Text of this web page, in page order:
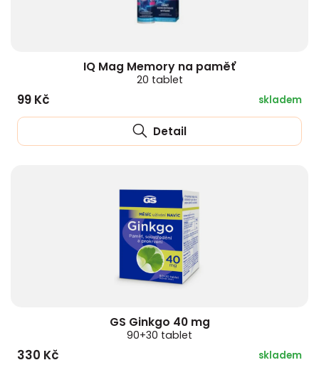
IQ Mag Memory na paměť
20 tablet
99 Kč skladem
Detail
GS Ginkgo 40 mg
90+30 tablet
330 Kč skladem